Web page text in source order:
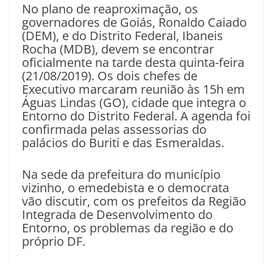
No plano de reaproximação, os
governadores de Goiás, Ronaldo Caiado
(DEM), e do Distrito Federal, Ibaneis
Rocha (MDB), devem se encontrar
oficialmente na tarde desta quinta-feira
(21/08/2019). Os dois chefes de
Executivo marcaram reunião às 15h em
Águas Lindas (GO), cidade que integra o
Entorno do Distrito Federal. A agenda foi
confirmada pelas assessorias do
palácios do Buriti e das Esmeraldas.
Na sede da prefeitura do município
vizinho, o emedebista e o democrata
vão discutir, com os prefeitos da Região
Integrada de Desenvolvimento do
Entorno, os problemas da região e do
próprio DF.